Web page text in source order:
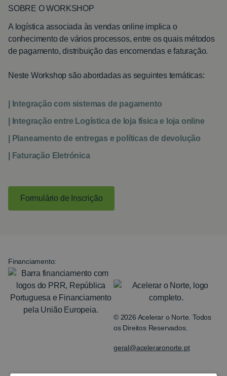
SOBRE O WORKSHOP
A logística associada às vendas online implica o
conhecimento de vários processos, entre os quais métodos
de pagamento, distribuição das encomendas e faturação.
Neste Workshop são abordadas as seguintes temáticas:
| Integração com sistemas de pagamento
| Integração entre Logística de loja física e loja online
| Planeamento de entregas e políticas de devolução
| Faturação Eletrónica
Formulário de Inscrição
© 2026 Acelerar o Norte. Todos
os Direitos Reservados.
geral@aceleraronorte.pt
Financiamento: